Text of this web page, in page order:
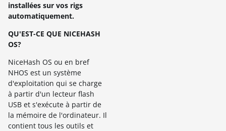
installées sur vos rigs
automatiquement.
QU'EST-CE QUE NICEHASH
OS?
NiceHash OS ou en bref
NHOS est un système
d'exploitation qui se charge
à partir d'un lecteur flash
USB et s'exécute à partir de
la mémoire de l'ordinateur. Il
contient tous les outils et